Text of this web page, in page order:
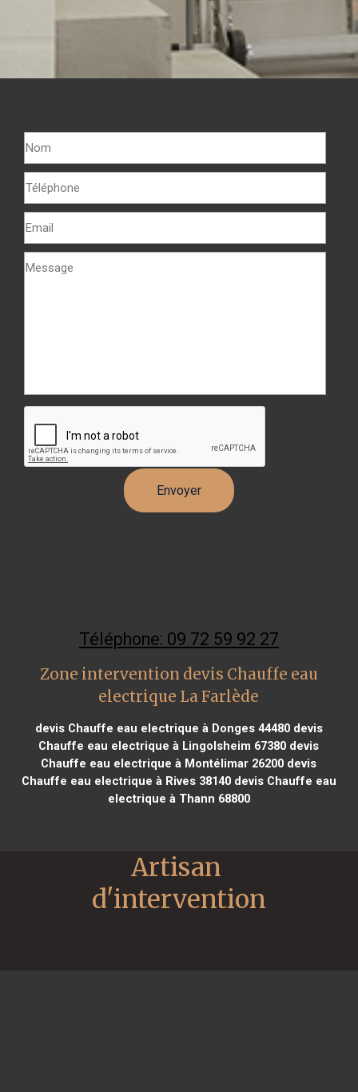
Téléphone: 09 72 59 92 27
Zone intervention devis Chauffe eau
electrique La Farlède
devis Chauffe eau electrique à Donges 44480devis
Chauffe eau electrique à Lingolsheim 67380 devis
Chauffe eau electrique à Montélimar 26200 devis
Chauffe eau electrique à Rives 38140devis Chauffe eau
electrique à Thann 68800
Artisan
d'intervention